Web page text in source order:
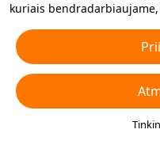
kuriais
„Atmesti visus“
slapukų tipus norite priimti
esančią funkciją „Pritaikyti
privatumo nustatymuose.
Slapukų ir panašių